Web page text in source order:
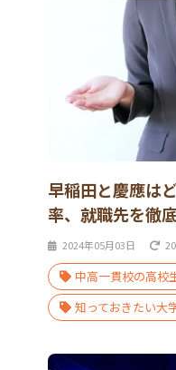
早稲田と慶應は
率、就職先を徹
2024年05月03日
中高一貫校の高校
知っておきたい大